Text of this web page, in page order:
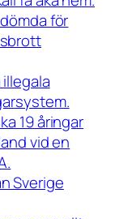
för
19 åringar
vid en
Sverige